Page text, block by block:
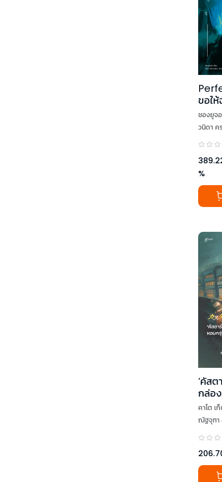
ขอใ
สุข
ชองยูจ
วนิดา ค
%
‘คัสต
กล่อ
ด้วยค
คาโต เ
ณัฐจุฑา